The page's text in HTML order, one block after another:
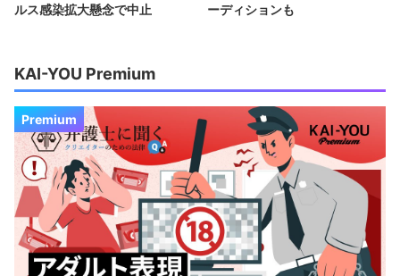
ルス感染拡大懸念で中止
ーディションも
KAI-YOU Premium
Premium